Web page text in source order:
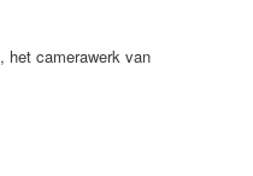
, het camerawerk van